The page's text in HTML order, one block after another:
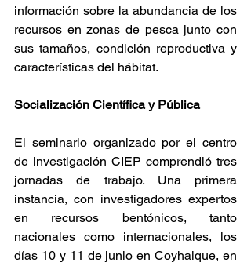
información sobre la abundancia de los
recursos en zonas de pesca junto con
sus tamaños, condición reproductiva y
características del hábitat.
Socialización Científica y Pública
El seminario organizado por el centro
de investigación CIEP comprendió tres
jornadas de trabajo. Una primera
instancia, con investigadores expertos
en recursos bentónicos, tanto
nacionales como internacionales, los
días 10 y 11 de junio en Coyhaique, en